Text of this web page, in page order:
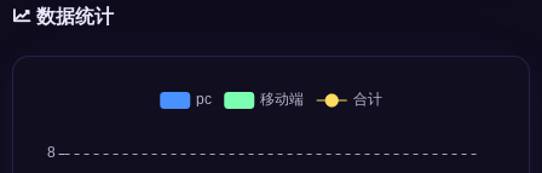
数据统计